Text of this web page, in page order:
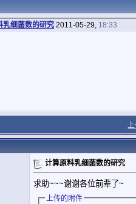
乳细菌数的研究2011-05-29, 18:33
计算原料乳细菌数的研究
求助~~~谢谢各位前辈了~
上传的附件